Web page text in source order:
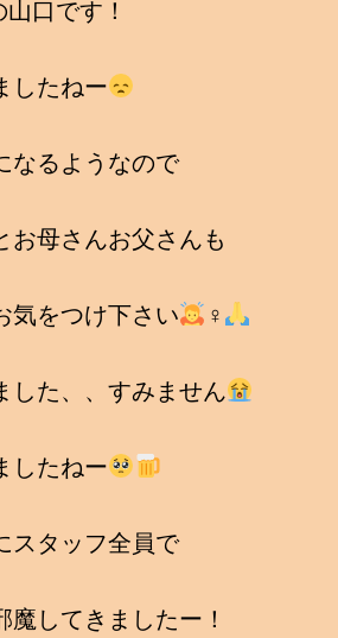
口です！
したねー
なるようなので
お母さんお父さんも
気をつけ下さい ‍♀
した、、すみません
したねー
スタッフ全員で
してきましたー！